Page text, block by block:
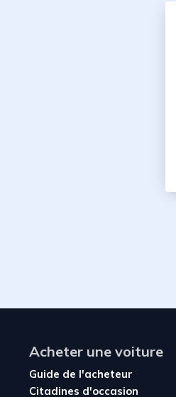
Acheter une voiture
Guide de l'acheteur
Citadines d'occasion